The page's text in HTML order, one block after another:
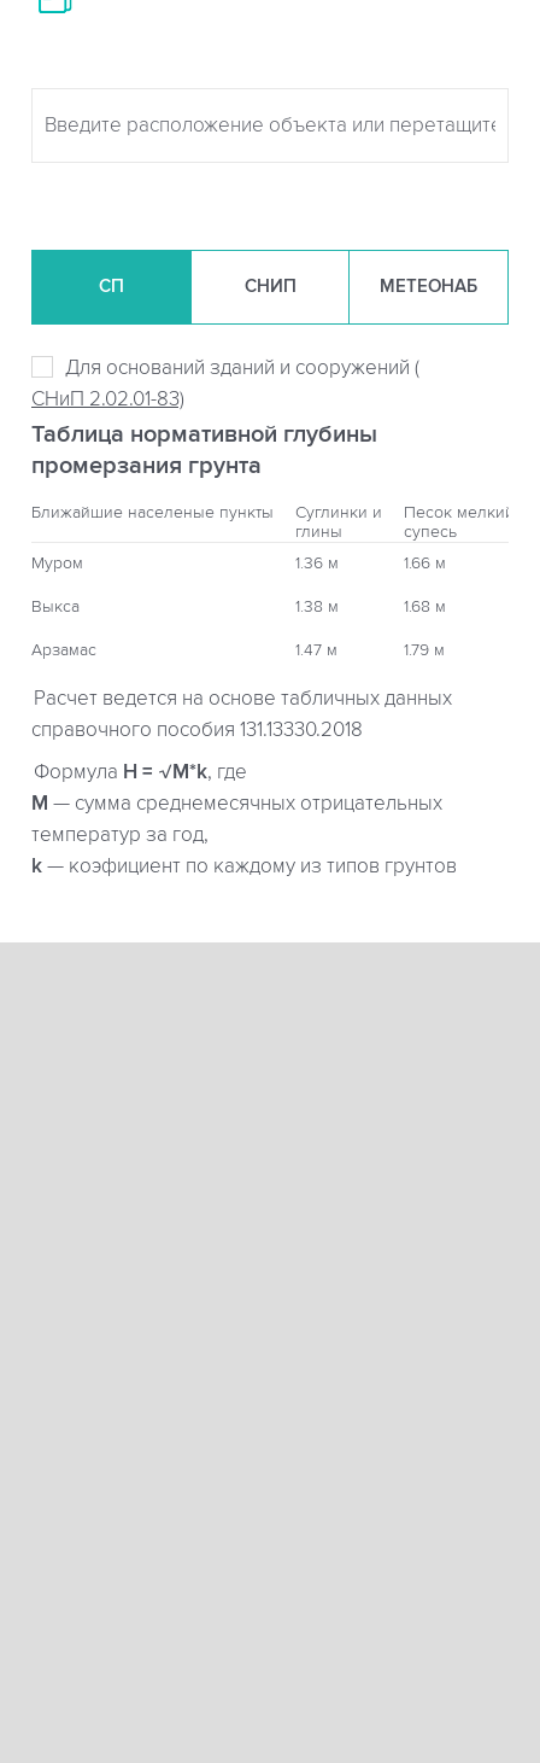
СП СНИП МЕТЕОНАБ
Для оснований зданий и сооружений (
СНиП 2.02.01-83)
Таблица нормативной глубины
промерзания грунта
Ближайшие населеные пункты
Суглинки и
глины
Песок мелкий,
супесь
Муром
1.36 м 1.66 м
Выкса 1.38 м 1.68 м
Арзамас 1.47 м 1.79 м
Расчет ведется на основе табличных данных
справочного пособия 131.13330.2018
Формула H = √M*k, где
М — сумма среднемесячных отрицательных
температур за год,
k — коэфициент по каждому из типов грунтов